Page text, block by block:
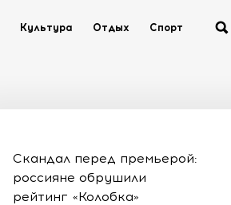
Культура Отдых Спорт
Скандал перед премьерой:
россияне обрушили
рейтинг «Колобка»